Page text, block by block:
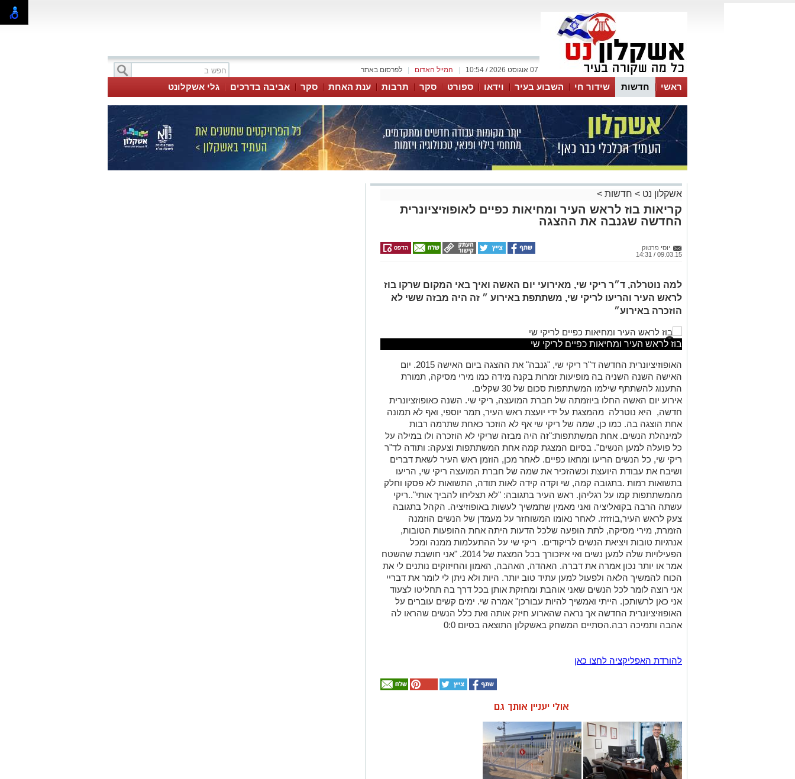
לפרסום באתר המייל האדום 07 אוגוסט 2026 / 10:54
ראשי חדשות שידור חי השבוע בעיר וידאו ספורט סקר תרבות ענת האחת סקר אביבה בדרכים גלי אשקלונט
אשקלון נט > חדשות >
קריאות בוז לראש העיר ומחיאות כפיים לאופוזיציונרית
החדשה שגנבה את ההצגה
יוסי פרטוק
09.03.15 / 14:31
למה נוטרלה, ד״ר ריקי שי, מאירועי יום האשה ואיך באי המקום שרקו בוז
לראש העיר והריעו לריקי שי, משתתפת באירוע ״ זה היה מבזה ששי לא
הוזכרה באירוע״
בוז לראש העיר ומחיאות כפיים לריקי שי
האופוזיציונרית החדשה ד"ר ריקי שי, "גנבה" את ההצגה ביום האישה 2015. יום
האישה השנה השניה בה מופיעות זמרות בקנה מידה כמו מירי מסיקה, תמורת
התענוג להשתתף שילמו המשתתפות סכום של 30 שקלים.
אירוע יום האשה החלו ביוזמתה של חברת המועצה, ריקי שי. השנה כאופוזציונרית
חדשה, היא נוטרלה מהמצגת על ידי יועצת ראש העיר, תמר יוספי, ואף לא תמונה
אחת הוצגה בה. כמו כן, שמה של ריקי שי אף לא הוזכר כאחת שתרמה רבות
למינהלת הנשים. אחת המשתתפות:"זה היה מבזה שריקי לא הוזכרה ולו במילה על
כל פועלה למען הנשים". בסיום המצגת קמה אחת המשתתפות וצעקה: ותודה לד"ר
ריקי שי, כל הנשים הריעו ומחאו כפיים. לאחר מכן, הוזמן ראש העיר לשאת דברים
ושיבח את עבודת היועצת וכשהזכיר את שמה של חברת המועצה ריקי שי, הריעו
בתשואות רמות .בתגובה קמה, שי וקדה קידה לאות תודה, התשואות לא פסקו וחלק
מהמשתתפות קמו על רגליהן. ראש העיר בתגובה: "לא תצליחו להביך אותי"..ריקי
עשתה הרבה בקואליציה ואני מאמין שתמשיך לעשות באופוזיציה. הקהל בתגובה
צעק לראש העיר,בוזזזז. לאחר נאומו המשוחזר על מעמדן של הנשים הוזמנה
הזמרת, מירי מסיקה, לתת הופעה שלכל הדעות היתה אחת ההופעות הטובות,
אנרגיות טובות ויציאת הנשים לריקודים. ריקי שי על ההתעלמות ממנה ומכל
הפעילויות שלה למען נשים ואי איזכורך בכל המצגת של 2014. "אני חושבת שהשטח
אמר או יותר נכון אמרה את דברה. האהדה, האהבה, האמון והחיזוקים נותנים לי את
הכוח להמשיך הלאה ולפעול למען עתיד טוב יותר. היות ולא ניתן לי לומר את דבריי
אני רוצה לומר לכל הנשים שאני אוהבת ומחזקת אותן בכל דרך בה תחליטו לצעוד
אני כאן לרשותכן. הייתי ואמשיך להיות עבורכן" אמרה שי. ימים קשים עוברים על
האופוזיציונרית החדשה אך נראה שהארוע חיזק אותה ואת כלל הנשים שהראו לה
אהבה ותמיכה רבה.הסתיים המשחק באשקלון התוצאה בסיום 0:0
להורדת האפליקציה לחצו כאן
אולי יעניין אותך גם